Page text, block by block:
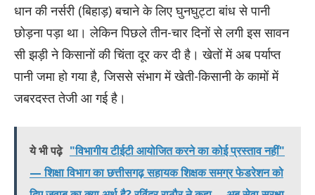
धान की नर्सरी (बिहाड़) बचाने के लिए घुनघुट्टा बांध से पानी
छोड़ना पड़ा था। लेकिन पिछले तीन-चार दिनों से लगी इस सावन
सी झड़ी ने किसानों की चिंता दूर कर दी है। खेतों में अब पर्याप्त
पानी जमा हो गया है, जिससे संभाग में खेती-किसानी के कामों में
जबरदस्त तेजी आ गई है।
ये भी पढ़े "विभागीय टीईटी आयोजित करने का कोई प्रस्ताव नहीं"
— शिक्षा विभाग का छत्तीसगढ़ सहायक शिक्षक समग्र फेडरेशन को